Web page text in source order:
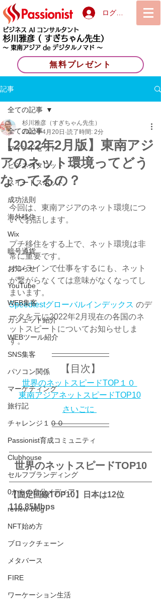
ログイン
ビジネス AI コンサルタント
杉川雅彦 ( すぎちゃん先生）
〜 東南アジア de デジタルノマド 〜
無料プレゼント
記事
全ての記事
マインドセット
ビジネスタロット
スイートスポット
成功法則
海外移住
Wix
暗号通貨
お知らせ
YouTube
WEB集客
ガジェット紹介
WEBツール紹介
SNS集客
パソコン関係
マーケティング
旅行記
チャレンジ１００
Passionist育成コミュニティ
Clubhouse
セルフブランディング
0からの自分メディア
review-blog
NFT始め方
ブロックチェーン
メタバース
FIRE
ワーケーション生活
全ての記事
【2022年2月版】東南アジ
アのネット環境ってどう
なってるの？
杉川雅彦（すぎちゃん先生）
2022年4月20日 読了時間: 2分
今回は、東南アジアのネット環境につ
いてお話します。
プチ移住をする上で、ネット環境は非
常に重要です。
オンラインで仕事をするにも、ネット
が繋がらなくては意味がなくなってし
まいます。
Speedtestグローバルインデックス のデ
ータを元に2022年2月現在の各国のネ
ットスピートについてお知らせしま
す。
【目次】
世界のネットスピードTOP１０
東南アジアネットスピードTOP10
さいごに
世界のネットスピードTOP10
【固定回線TOP10】日本は12位
116.85Mbps